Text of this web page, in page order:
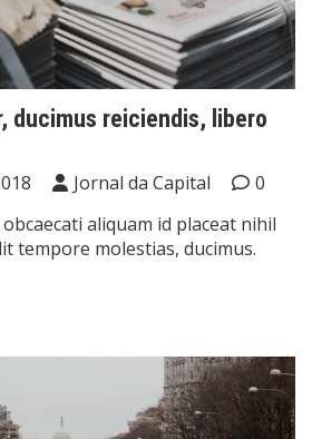
ducimus reiciendis, libero
Jornal da Capital
0
aliquam id placeat nihil
tempore molestias, ducimus.